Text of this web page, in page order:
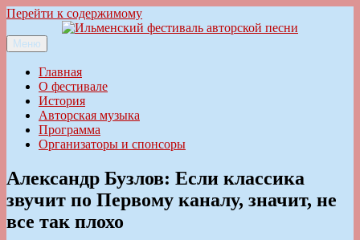
Перейти к содержимому
Ильменский фестиваль авторской песни
Меню
Главная
О фестивале
История
Авторская музыка
Программа
Организаторы и спонсоры
Александр Бузлов: Если классика
звучит по Первому каналу, значит, не
все так плохо